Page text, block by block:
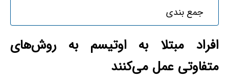
جمع بندی
افراد مبتلا به اوتیسم به روش‌های
متفاوتی عمل می‌کنند